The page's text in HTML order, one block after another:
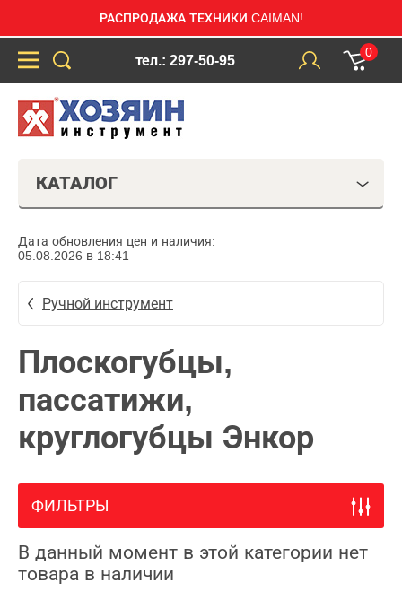
РАСПРОДАЖА ТЕХНИКИ CAIMAN!
тел.: 297-50-95
0
КАТАЛОГ
Дата обновления цен и наличия:
05.08.2026 в 18:41
Ручной инструмент
Плоскогубцы,
пассатижи,
круглогубцы Энкор
ФИЛЬТРЫ
В данный момент в этой категории нет
товара в наличии